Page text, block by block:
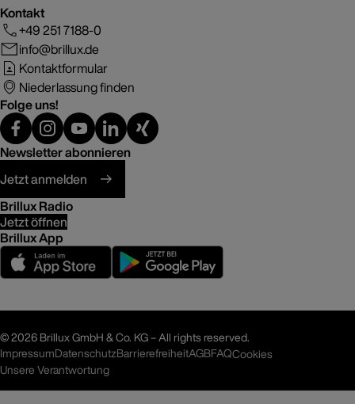
Kontakt
+49 251 7188-0
info@brillux.de
Kontaktformular
Niederlassung finden
Folge uns!
Newsletter abonnieren
Jetzt anmelden
Brillux Radio
Jetzt öffnen
Brillux App
©2026 Brillux GmbH & Co. KG – All rights reserved.
ImpressumDatenschutzBarrierefreiheitAGBFAQCookies
Unsere Verantwortung